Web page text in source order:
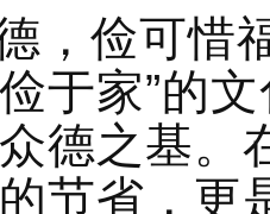
，俭可惜
于家”的
德之基。
节省，更